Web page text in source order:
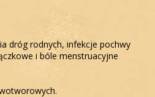
dróg rodnych, infekcje pochwy
i bóle menstruacyjne